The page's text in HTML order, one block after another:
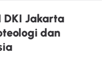
DKI Jakarta
teologi dan
ia